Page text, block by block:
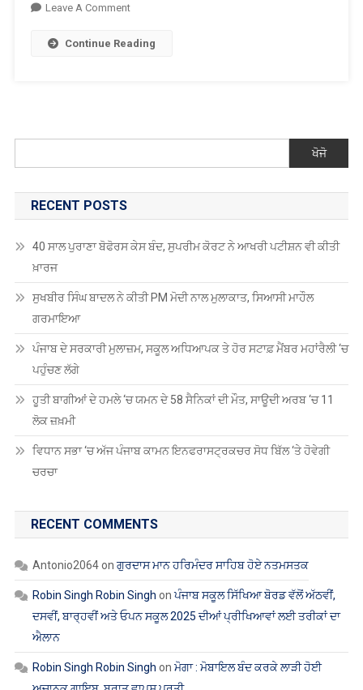
Leave A CommentOn
ਸਿੰਘਾਂ
ਸਾਜਨਾ
ਨੂੰ
ਕੀਰਤਨ
ਸ਼੍ਰੀ
ਅੰਮ੍ਰਿਤਸਰ
ਸਜਾਏ
Continue Reading
ਖੋਜੋ
RECENT POSTS
40 ਸਾਲ ਪੁਰਾਣਾ ਬੋਫੋਰਸ ਕੇਸ ਬੰਦ, ਸੁਪਰੀਮ ਕੋਰਟ ਨੇ ਆਖਰੀ ਪਟੀਸ਼ਨ ਵੀ ਕੀਤੀ
ਖ਼ਾਰਜ
ਸੁਖਬੀਰ ਸਿੰਘ ਬਾਦਲ ਨੇ ਕੀਤੀ PM ਮੋਦੀ ਨਾਲ ਮੁਲਾਕਾਤ, ਸਿਆਸੀ ਮਾਹੌਲ
ਗਰਮਾਇਆ
ਪੰਜਾਬ ਦੇ ਸਰਕਾਰੀ ਮੁਲਾਜ਼ਮ, ਸਕੂਲ ਅਧਿਆਪਕ ਤੇ ਹੋਰ ਸਟਾਫ਼ ਮੈਂਬਰ ਮਹਾਂਰੈਲੀ ‘ਚ
ਪਹੁੰਚਣ ਲੱਗੇ
ਹੂਤੀ ਬਾਗੀਆਂ ਦੇ ਹਮਲੇ ‘ਚ ਯਮਨ ਦੇ 58 ਸੈਨਿਕਾਂ ਦੀ ਮੌਤ, ਸਾਊਦੀ ਅਰਬ ‘ਚ 11
ਲੋਕ ਜ਼ਖ਼ਮੀ
ਵਿਧਾਨ ਸਭਾ ‘ਚ ਅੱਜ ਪੰਜਾਬ ਕਾਮਨ ਇਨਫਰਾਸਟ੍ਰਕਚਰ ਸੋਧ ਬਿੱਲ ‘ਤੇ ਹੋਵੇਗੀ
ਚਰਚਾ
RECENT COMMENTS
Antonio2064on ਗੁਰਦਾਸ ਮਾਨ ਹਰਿਮੰਦਰ ਸਾਹਿਬ ਹੋਏ ਨਤਮਸਤਕ
Robin Singh Robin Singh onਪੰਜਾਬ ਸਕੂਲ ਸਿੱਖਿਆ ਬੋਰਡ ਵੱਲੋਂ ਅੱਠਵੀਂ,
ਦਸਵੀਂ, ਬਾਰ੍ਹਵੀਂ ਅਤੇ ਓਪਨ ਸਕੂਲ 2025 ਦੀਆਂ ਪ੍ਰੀਖਿਆਵਾਂ ਲਈ ਤਰੀਕਾਂ ਦਾ
ਐਲਾਨ
Robin Singh Robin Singh on ਮੋਗਾ : ਮੋਬਾਇਲ ਬੰਦ ਕਰਕੇ ਲਾੜੀ ਹੋਈ